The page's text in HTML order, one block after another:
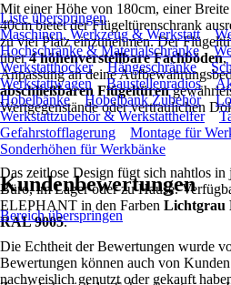
Mit einer Höhe von 180cm, einer
40cm bietet der Flügeltürenschrank
zu viel Platz einzunehmen. Der
über4 höhenverstellbare Fachböden,
Anpassung an deine
abschließbaren Flügeltüren
Wertgegenstände oder vertraulichen
Das zeitlose Design fügt sich nahtlos
Büro, im Lager oder zu Hause.
ELEPHANT in den Farben Lichtgrau
RAL 9005.
Liste überspringen
Maschinen, Werkzeug & Werkstatt
Hochschränke & Materialschränke
Werkstatthocker
Hängeschränke
Werkstattwagen
Baustellenradios
Hobelbänke
Hobelbank Zubehör
Werkstattzubehör & Werkstatthelfer
Gefahrstofflagerung
Montage für
Sonderhöhen für Werkbänke
Kundenbewertungen
Bereich überspringen
Die Echtheit der Bewertungen wurde
Bewertungen können auch von
nachweislich genutzt oder gekauft